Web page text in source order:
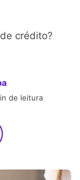
crédito?
de leitura